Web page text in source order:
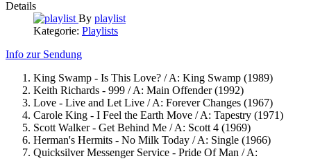
Details
By playlist
Kategorie: Playlists
Info zur Sendung
King Swamp - Is This Love? / A: King Swamp (1989)
Keith Richards - 999 / A: Main Offender (1992)
Love - Live and Let Live / A: Forever Changes (1967)
Carole King - I Feel the Earth Move / A: Tapestry (1971)
Scott Walker - Get Behind Me / A: Scott 4 (1969)
Herman's Hermits - No Milk Today / A: Single (1966)
Quicksilver Messenger Service - Pride Of Man / A: